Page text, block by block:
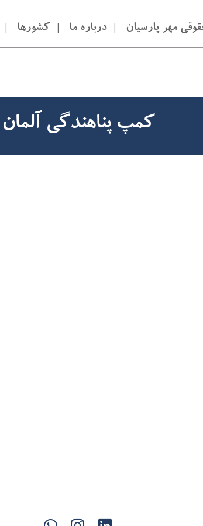
مهر پارسیان درباره ما کشورها
کمپ پناهندگی آلمان